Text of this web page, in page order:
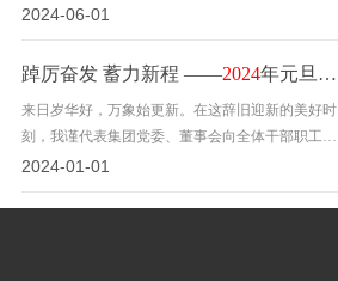
范和遏制各类事故的发生，为集团发展创造稳定的
安全生产环境，集团公司认真贯彻落实“人人讲安
全、个个会应急---畅通生命通道”主题，积极开
和底线思维。广泛宣传，营造浓厚安全管理氛围通
过交接班…
2024-06-01
踔厉奋发 蓄力新程 ——2024年元旦献词
来日岁华好，万象始更新。在这辞旧迎新的美好时
刻，我谨代表集团党委、董事会向全体干部职工及
其家属、退休老同志，向长期关心支持万豪集团发
展的各级领导和社会各界朋友致以诚挚的问候和新
2024-01-01